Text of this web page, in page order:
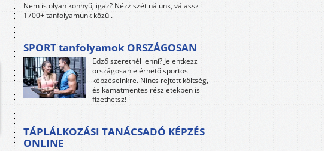
Nem is olyan könnyű, igaz? Nézz szét nálunk, válassz
1700+ tanfolyamunk közül.
SPORT tanfolyamok ORSZÁGOSAN
Edző szeretnél lenni? Jelentkezz
országosan elérhető sportos
képzéseinkre. Nincs rejtett költség,
és kamatmentes részletekben is
fizethetsz!
TÁPLÁLKOZÁSI TANÁCSADÓ KÉPZÉS
ONLINE